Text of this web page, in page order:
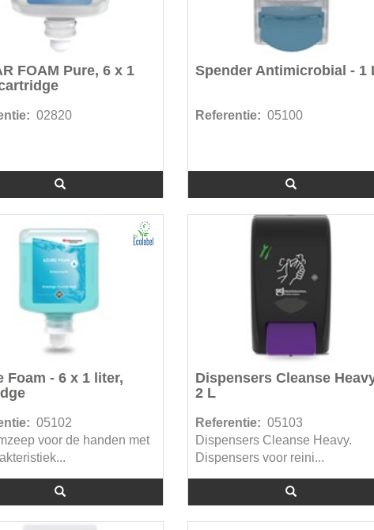
FOAM Pure, 6 x 1
02820
Spender Antimicrobial - 1
Referentie: 05100
Foam - 6 x 1 liter,
05102
voor de handen met
Dispensers Cleanse
2 L
Referentie: 05103
Dispensers Cleanse Heavy.
Dispensers voor reini...